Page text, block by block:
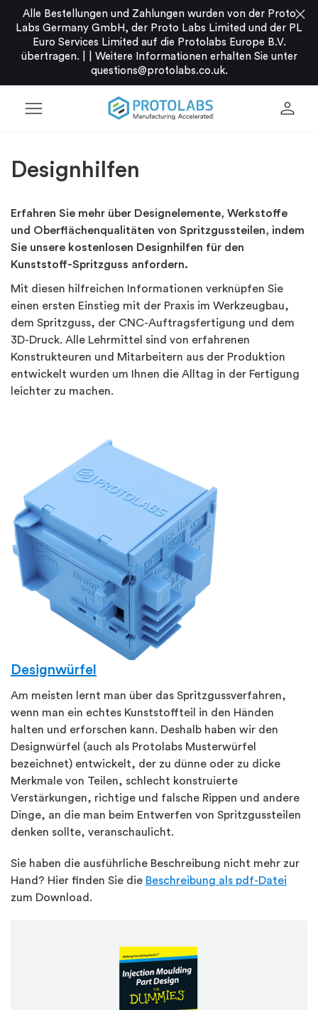
Alle Bestellungen und Zahlungen wurden von der Proto
Labs Germany GmbH, der Proto Labs Limited und der PL
Euro Services Limited auf die Protolabs Europe B.V.
übertragen. |
Weitere Informationen erhalten Sie unter
questions@protolabs.co.uk.
close
menu person
Designhilfen
Erfahren Sie mehr über Designelemente, Werkstoffe
und Oberflächenqualitäten von Spritzgussteilen, indem
Sie unsere kostenlosen Designhilfen für den
Kunststoff-Spritzguss anfordern.
Mit diesen hilfreichen Informationen verknüpfen Sie
einen ersten Einstieg mit der Praxis im Werkzeugbau,
dem Spritzguss, der CNC-Auftragsfertigung und dem
3D-Druck. Alle Lehrmittel sind von erfahrenen
Konstrukteuren und Mitarbeitern aus der Produktion
entwickelt wurden um Ihnen die Alltag in der Fertigung
leichter zu machen.
Designwürfel
Am meisten lernt man über das Spritzgussverfahren,
wenn man ein echtes Kunststoffteil in den Händen
halten und erforschen kann. Deshalb haben wir den
Designwürfel (auch als Protolabs Musterwürfel
bezeichnet) entwickelt, der zu dünne oder zu dicke
Merkmale von Teilen, schlecht konstruierte
Verstärkungen, richtige und falsche Rippen und andere
Dinge, an die man beim Entwerfen von Spritzgussteilen
denken sollte, veranschaulicht.
Sie haben die ausführliche Beschreibung nicht mehr zur
Hand? Hier finden Sie die Beschreibung als pdf-Datei
zum Download.